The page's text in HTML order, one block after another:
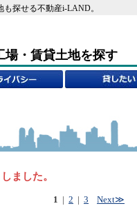
探せる不動産i-LAND。
場・賃貸土地を探す
ました。
1 2 3 Next≫